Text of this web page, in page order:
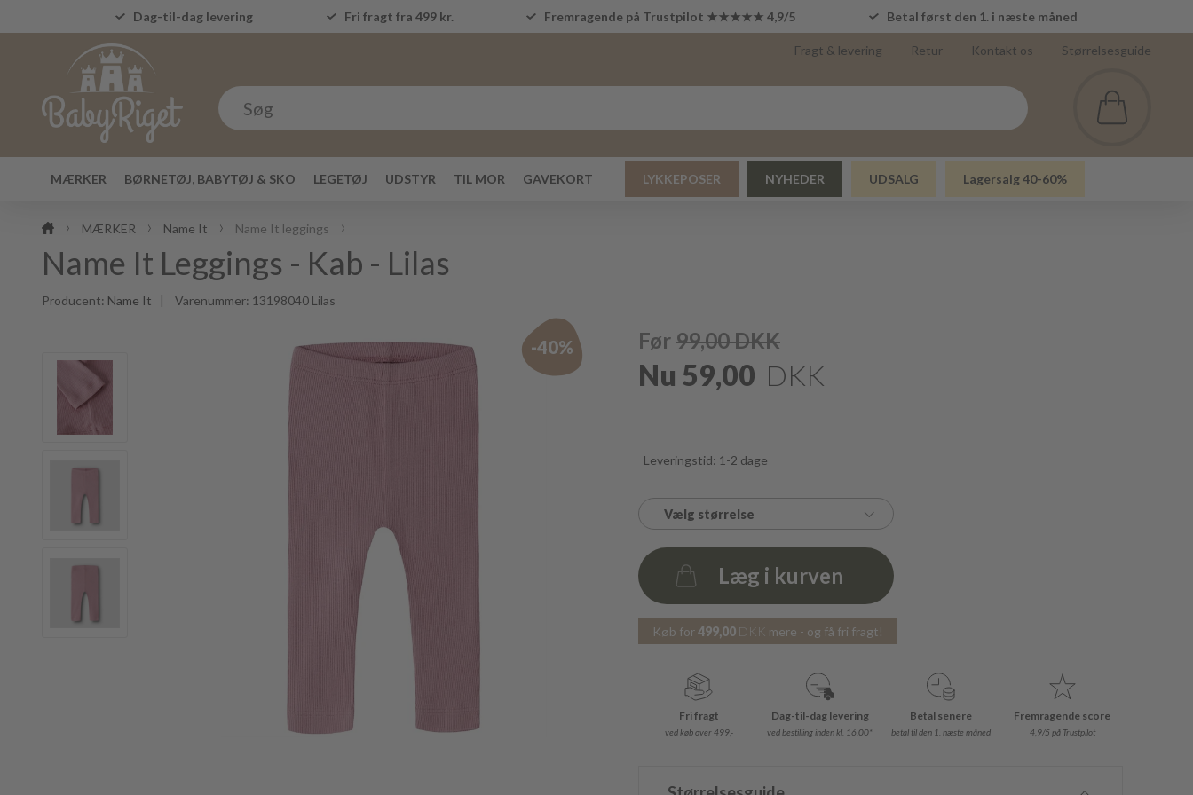
Dag-til-dag levering Fri fragt fra 499 kr. Fremragende på Trustpilot ★★★★★ 4,9/5 Betal først den 1. i næste måned
Fragt & levering Retur Kontakt os Størrelsesguide
MÆRKER BØRNETØJ, BABYTØJ & SKO LEGETØJ UDSTYR TIL MOR GAVEKORT LYKKEPOSER NYHEDER UDSALG Lagersalg 40-60%
MÆRKER Name It Name It leggings
Name It Leggings - Kab - Lilas
Producent: Name It | Varenummer: 13198040 Lilas
-40% Før99,00DKK
Nu 59,00 DKK
Leveringstid: 1-2 dage
Vælg størrelse
Antal
Læg i kurven
Køb for499,00 DKK mere - og få fri fragt!
Fri fragt
ved køb over 499,-
Dag-til-dag levering
ved bestilling inden kl. 16.00*
Betal senere
betal til den 1. næste måned
Fremragende score
4,9/5 på Trustpilot